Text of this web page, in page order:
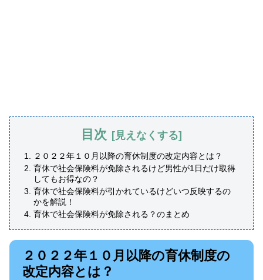
目次
２０２２年１０月以降の育休制度の改定内容とは？
育休で社会保険料が免除されるけど男性が1日だけ取得
してもお得なの？
育休で社会保険料が引かれているけどいつ反映するの
かを解説！
育休で社会保険料が免除される？のまとめ
２０２２年１０月以降の育休制度の
改定内容とは？